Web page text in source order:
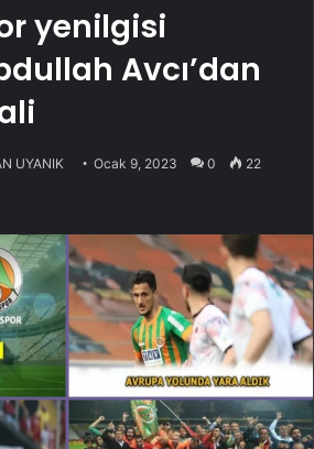
yenilgisi
Avcı’dan
UYANIK Ocak 9, 2023 0 22